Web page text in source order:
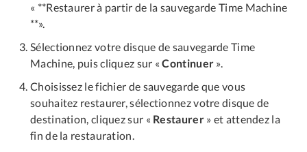
« **Restaurer à partir de la sauvegarde Time Machine
**».
Sélectionnez votre disque de sauvegarde Time
Machine, puis cliquez sur «Continuer ».
Choisissez le fichier de sauvegarde que vous
souhaitez restaurer, sélectionnez votre disque de
destination, cliquez sur « Restaurer» et attendez la
fin de la restauration.